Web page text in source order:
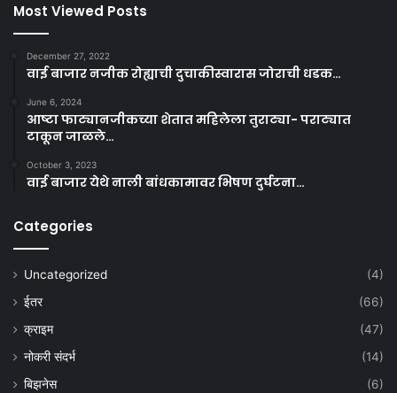
Most Viewed Posts
December 27, 2022
वाई बाजार नजीक रोह्याची दुचाकीस्वारास जोराची धडक…
June 6, 2024
आष्टा फाट्यानजीकच्या शेतात महिलेला तुराट्या- पराट्यात
टाकून जाळले…
October 3, 2023
वाई बाजार येथे नाली बांधकामावर भिषण दुर्घटना…
Categories
Uncategorized
(4)
ईतर
(66)
क्राइम
(47)
नोकरी संदर्भ
(14)
बिझनेस
(6)